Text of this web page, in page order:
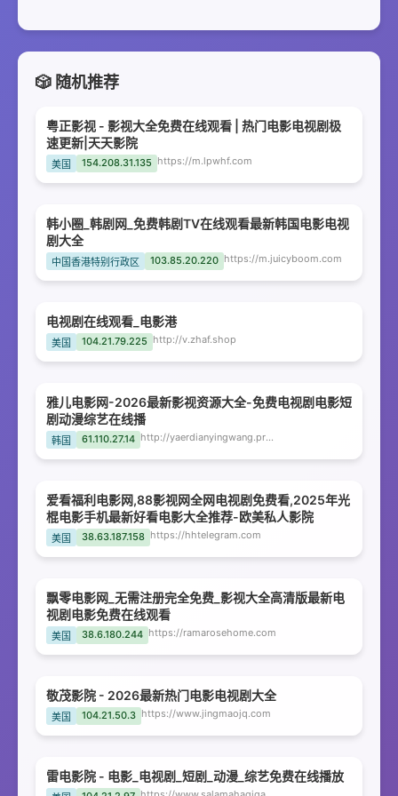
🎲 随机推荐
粤正影视 - 影视大全免费在线观看 | 热门电影电视剧极
速更新|天天影院
美国 154.208.31.135 https://m.lpwhf.com
韩小圈_韩剧网_免费韩剧TV在线观看最新韩国电影电视
剧大全
中国香港特别行政区 103.85.20.220 https://m.juicyboom.com
电视剧在线观看_电影港
美国 104.21.79.225 http://v.zhaf.shop
雅儿电影网-2026最新影视资源大全-免费电视剧电影短
剧动漫综艺在线播
韩国 61.110.27.14 http://yaerdianyingwang.priestfox.com
爱看福利电影网,88影视网全网电视剧免费看,2025年光
棍电影手机最新好看电影大全推荐-欧美私人影院
美国 38.63.187.158 https://hhtelegram.com
飘零电影网_无需注册完全免费_影视大全高清版最新电
视剧电影免费在线观看
美国 38.6.180.244 https://ramarosehome.com
敬茂影院 - 2026最新热门电影电视剧大全
美国 104.21.50.3 https://www.jingmaojq.com
雷电影院 - 电影_电视剧_短剧_动漫_综艺免费在线播放